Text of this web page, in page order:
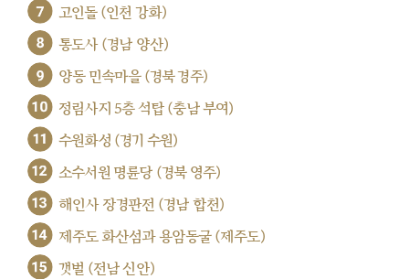
7 고인돌 (인천 강화)
8 통도사 (경남 양산)
9 양동 민속마을 (경북 경주)
10 정림사지 5층 석탑 (충남 부여)
11 수원화성 (경기 수원)
12 소수서원 명륜당 (경북 영주)
13 해인사 장경판전 (경남 합천)
14 제주도 화산섬과 용암동굴 (제주도)
15 갯벌 (전남 신안)